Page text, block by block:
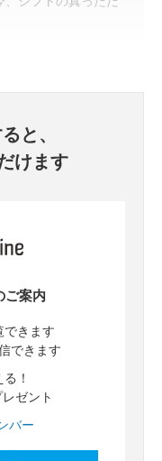
と、
けます
ご案内
できます
できます
！
ゼント
バー